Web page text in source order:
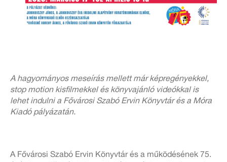
A hagyományos meseírás mellett már képregényekkel,
stop motion kisfilmekkel és könyvajánló videókkal is
lehet indulni a Fővárosi Szabó Ervin Könyvtár és a Móra
Kiadó pályázatán.
A Fővárosi Szabó Ervin Könyvtár és a működésének 75.